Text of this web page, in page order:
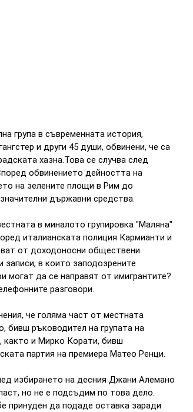
група в съвременната история,
и други 45 души, обвинени, че са
хазна.Това се случва след
обвинението дейността на
на зелените площи в Рим до
държавни средства.
в миналото групировка "Маляна"
италианската полиция Кармианти и
от доходоносни обществени
в които заподозрените
да се направят от имигрантите?
разговори.
че голяма част от местната
бивш ръководител на групата на
както и Мирко Корати, бивш
партия на премиера Матео Ренци.
избирането на десния Джани Алемано
но не е подсъдим по това дело.
принуден да подаде оставка заради